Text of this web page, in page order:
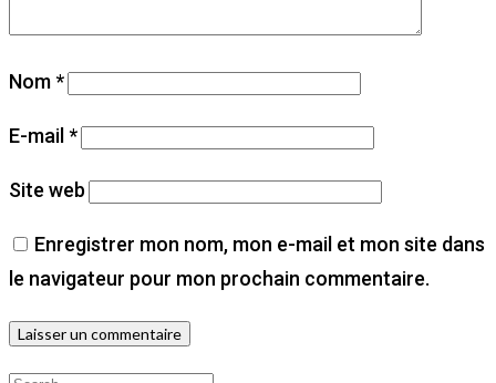
Nom*
E-mail*
Site web
Enregistrer mon nom, mon e-mail et mon site dans
le navigateur pour mon prochain commentaire.